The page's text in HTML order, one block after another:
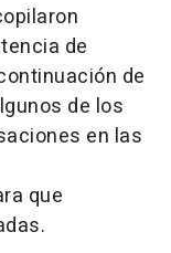
de
de
de los
en las
que